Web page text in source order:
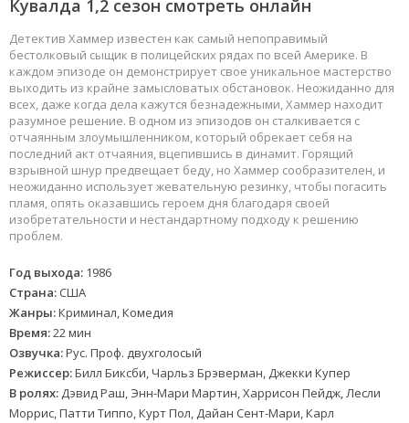
Кувалда 1,2 сезон смотреть онлайн
Детектив Хаммер известен как самый непоправимый
бестолковый сыщик в полицейских рядах по всей Америке. В
каждом эпизоде он демонстрирует свое уникальное мастерство
выходить из крайне замысловатых обстановок. Неожиданно для
всех, даже когда дела кажутся безнадежными, Хаммер находит
разумное решение. В одном из эпизодов он сталкивается с
отчаянным злоумышленником, который обрекает себя на
последний акт отчаяния, вцепившись в динамит. Горящий
взрывной шнур предвещает беду, но Хаммер сообразителен, и
неожиданно использует жевательную резинку, чтобы погасить
пламя, опять оказавшись героем дня благодаря своей
изобретательности и нестандартному подходу к решению
проблем.
Год выхода: 1986
Страна: США
Жанры:Криминал, Комедия
Время:22 мин
Озвучка:Рус. Проф. двухголосый
Режиссер:Билл Биксби, Чарльз Брэверман, Джекки Купер
В ролях: Дэвид Раш, Энн-Мари Мартин, Харрисон Пейдж, Лесли
Моррис, Патти Типпо, Курт Пол, Дайан Сент-Мари, Карл